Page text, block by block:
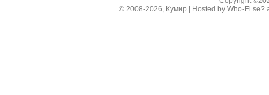
© 2008-2026, Кумир | Hosted byWho-El.se?